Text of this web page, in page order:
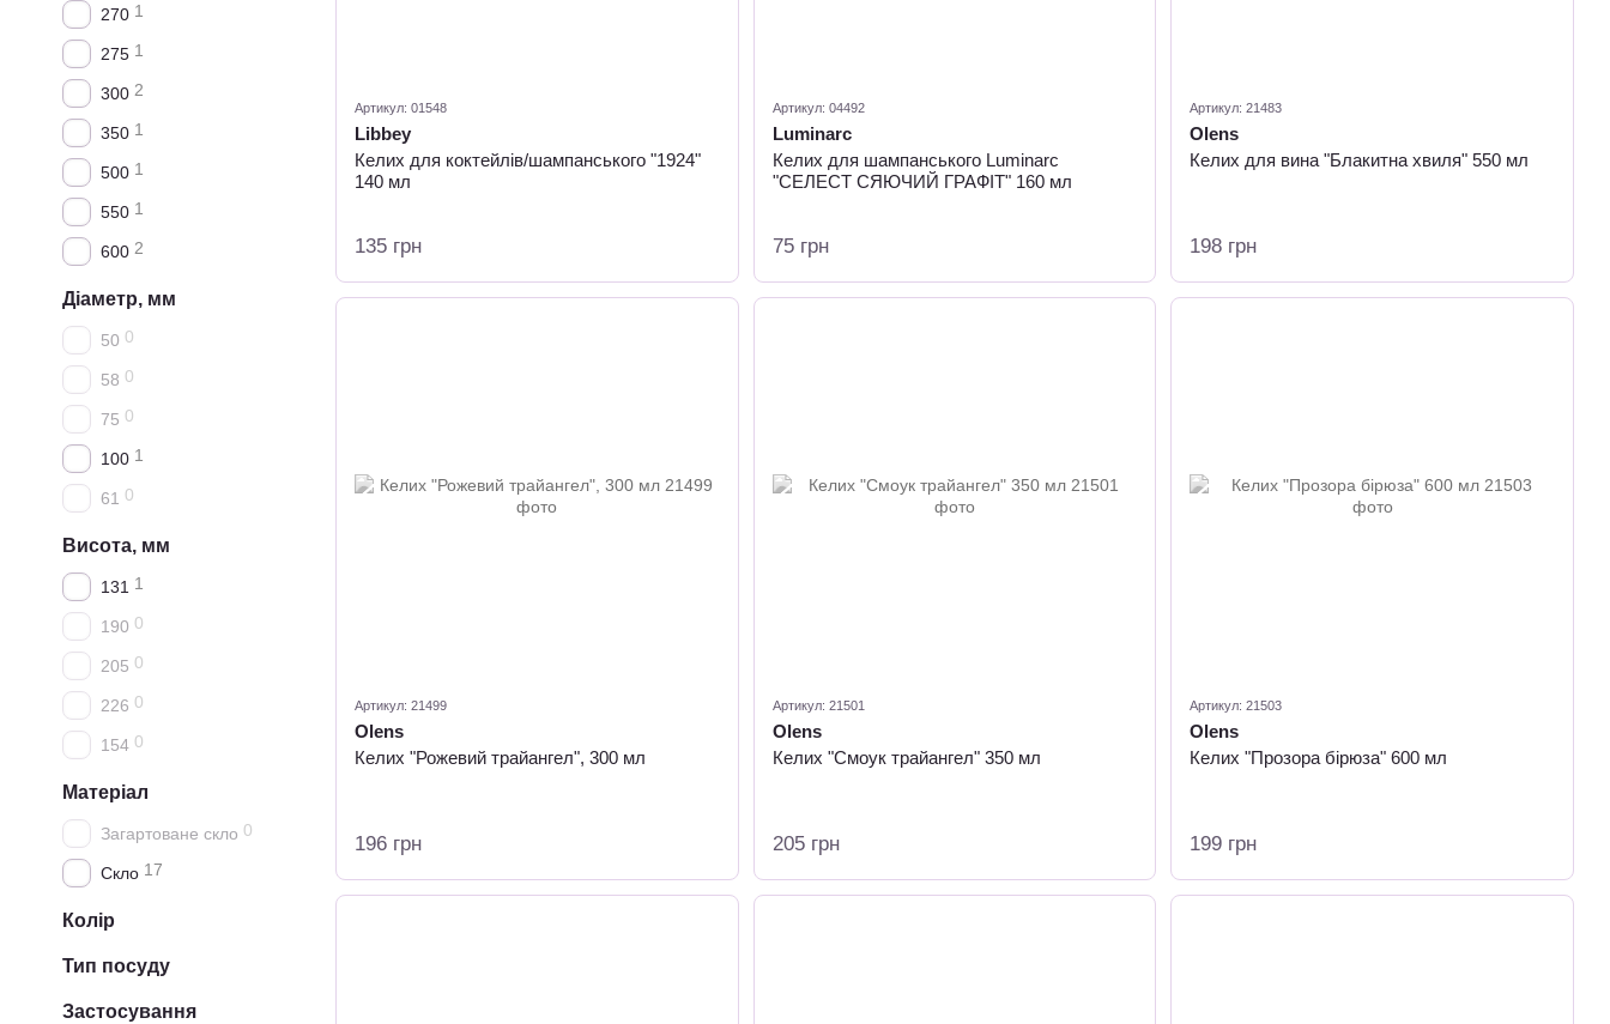
Артикул: 01548
Libbey
Келих для коктейлів/шампанського "1924"
140 мл
135 грн
Артикул: 04492
Luminarc
Келих для шампанського Luminarc
"СЕЛЕСТ СЯЮЧИЙ ГРАФІТ" 160 мл
75 грн
Артикул: 21483
Olens
Келих для вина "Блакитна хвиля" 550 мл
198 грн
Артикул: 21499
Olens
Келих "Рожевий трайангел", 300 мл
196 грн
Артикул: 21501
Olens
Келих "Смоук трайангел" 350 мл
205 грн
Артикул: 21503
Olens
Келих "Прозора бірюза" 600 мл
199 грн
270 1
275 1
300 2
350 1
500 1
550 1
600 2
Діаметр, мм
50 0
58 0
75 0
100 1
61 0
Висота, мм
131 1
190 0
205 0
226 0
154 0
Матеріал
Загартоване скло 0
Скло 17
Колір
Тип посуду
Застосування